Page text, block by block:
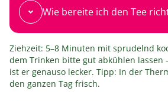
Wie bereite ich den Tee
Ziehzeit: 5–8 Minuten mit sprudelnd
dem Trinken bitte gut abkühlen lassen
ist er genauso lecker. Tipp: In der
den ganzen Tag frisch.